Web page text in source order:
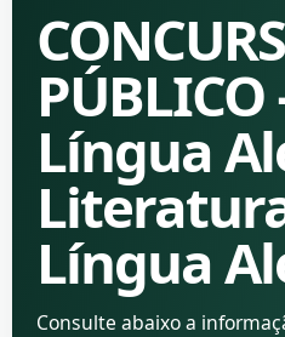
PÚBLICO
Língua
Língua
Consulte abaixo a